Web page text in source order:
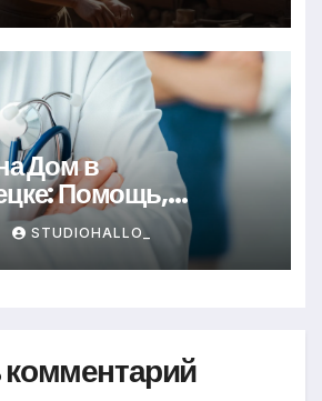
Дом в
Помощь,
Рядом
STUDIOHALLO_